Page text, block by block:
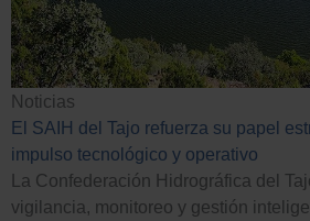
Noticias
El SAIH del Tajo refuerza su papel
impulso tecnológico y operativo
La Confederación Hidrográfica del
vigilancia, monitoreo y gestión